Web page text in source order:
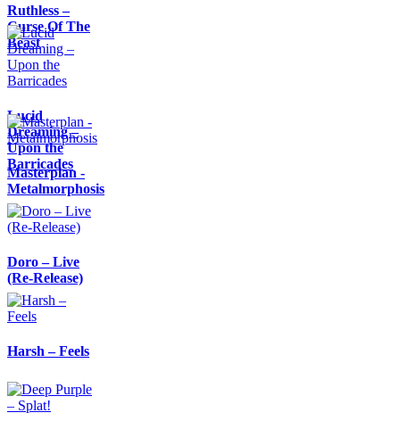
Ruthless –
Curse Of The
Beast
Lucid
Dreaming –
Upon the
Barricades
Masterplan -
Metalmorphosis
Doro – Live
(Re-Release)
Harsh – Feels